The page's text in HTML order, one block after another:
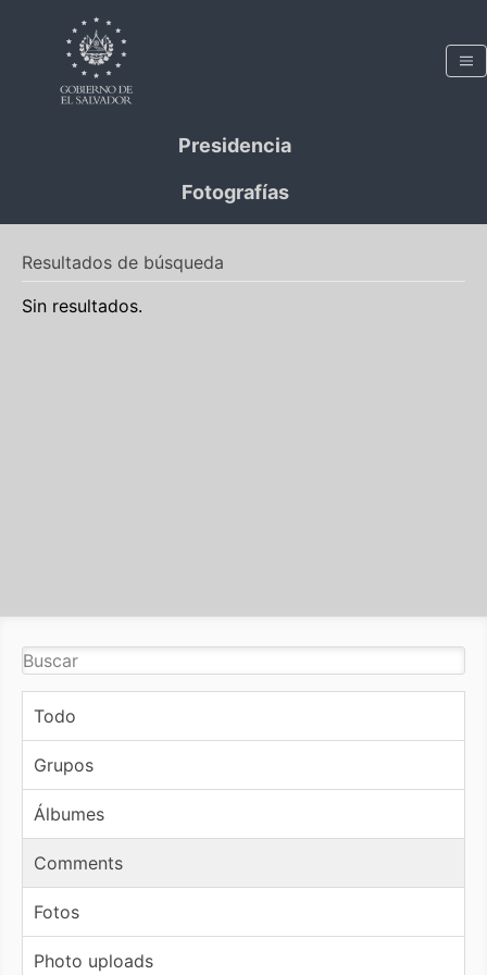
Presidencia
Fotografías
Resultados de búsqueda
Sin resultados.
Todo
Grupos
Álbumes
Comments
Fotos
Photo uploads